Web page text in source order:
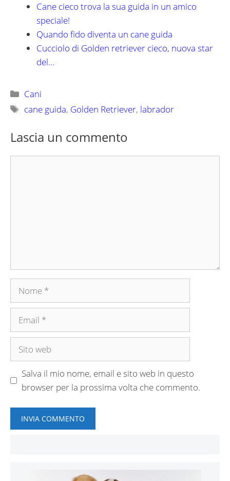
Cane cieco trova la sua guida in un amico
speciale!
Quando fido diventa un cane guida
Cucciolo di Golden retriever cieco, nuova star
del…
Categorie
Cani
Tag
cane guida, Golden Retriever, labrador
Lascia un commento
Nome
Email
Sito
Salva il mio nome, email e sito web in questo
browser per la prossima volta che commento.